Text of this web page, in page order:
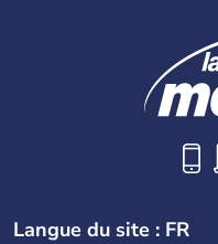
Langue du site : FR